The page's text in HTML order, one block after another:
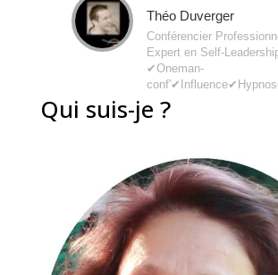
Théo Duverger
Conférencier
Expert en Self-
✔︎Oneman-
Qui suis-je ?